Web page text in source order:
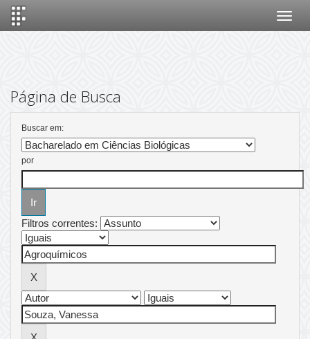
Página de Busca
Buscar em:
por
Filtros correntes: